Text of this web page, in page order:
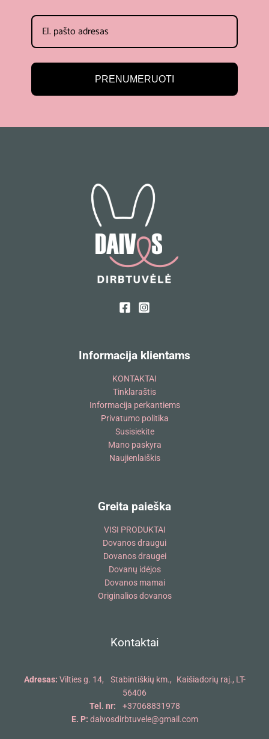
PRENUMERUOTI
Informacija klientams
KONTAKTAI
Tinklaraštis
Informacija perkantiems
Privatumo politika
Susisiekite
Mano paskyra
Naujienlaiškis
Greita paieška
VISI PRODUKTAI
Dovanos draugui
Dovanos draugei
Dovanų idėjos
Dovanos mamai
Originalios dovanos
Kontaktai
Adresas: Vilties g. 14, Stabintiškių km., Kaišiadorių raj., LT-
56406
Tel. nr:
+37068831978
E. P: daivosdirbtuvele@gmail.com